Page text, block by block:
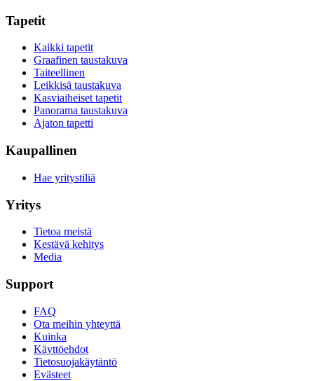
Tapetit
Kaikki tapetit
Graafinen taustakuva
Taiteellinen
Leikkisä taustakuva
Kasviaiheiset tapetit
Panorama taustakuva
Ajaton tapetti
Kaupallinen
Hae yritystiliä
Yritys
Tietoa meistä
Kestävä kehitys
Media
Support
FAQ
Ota meihin yhteyttä
Kuinka
Käyttöehdot
Tietosuojakäytäntö
Evästeet